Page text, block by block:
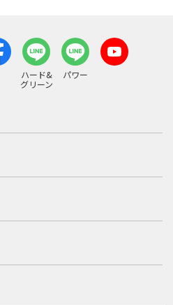
ハード&
グリーン
パワー